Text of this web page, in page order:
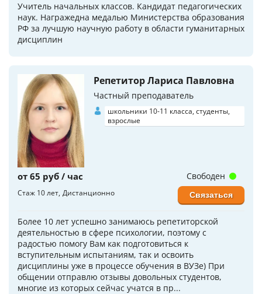
Учитель начальных классов. Кандидат педагогических
наук. Награжедна медалью Министерства образования
РФ за лучшую научную работу в области гуманитарных
дисциплин
Репетитор Лариса Павловна
Частный преподаватель
школьники 10-11 класса, студенты,
взрослые
от 65 руб / час
Стаж 10 лет Дистанционно
Более 10 лет успешно занимаюсь репетиторской
деятельностью в сфере психологии, поэтому с
радостью помогу Вам как подготовиться к
вступительным испытаниям, так и освоить
дисциплины уже в процессе обучения в ВУЗе) При
общении отправлю отзывы довольных студентов,
многие из которых сейчас учатся в пр...
Свободен
Связаться